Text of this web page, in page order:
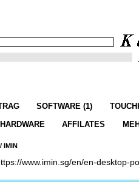
SOFTWARE (1)
HARDWARE AFFILATES
/ IMIN
www.imin.sg/en/en-desktop-